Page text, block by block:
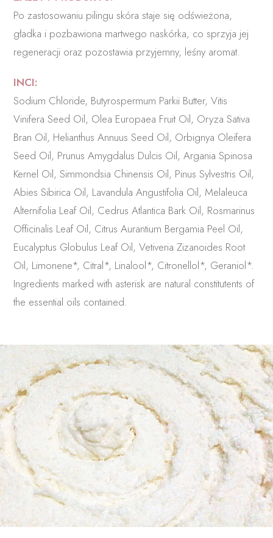
Po zastosowaniu pilingu skóra staje się odświeżona,
gładka i pozbawiona martwego naskórka, co sprzyja jej
regeneracji oraz pozostawia przyjemny, leśny aromat.
INCI:
Sodium Chloride, Butyrospermum Parkii Butter, Vitis
Vinifera Seed Oil, Olea Europaea Fruit Oil, Oryza Sativa
Bran Oil, Helianthus Annuus Seed Oil, Orbignya Oleifera
Seed Oil, Prunus Amygdalus Dulcis Oil, Argania Spinosa
Kernel Oil, Simmondsia Chinensis Oil, Pinus Sylvestris Oil,
Abies Sibirica Oil, Lavandula Angustifolia Oil, Melaleuca
Alternifolia Leaf Oil, Cedrus Atlantica Bark Oil, Rosmarinus
Officinalis Leaf Oil, Citrus Aurantium Bergamia Peel Oil,
Eucalyptus Globulus Leaf Oil, Vetiveria Zizanoides Root
Oil, Limonene*, Citral*, Linalool*, Citronellol*, Geraniol*.
Ingredients marked with asterisk are natural constitutents of
the essential oils contained.